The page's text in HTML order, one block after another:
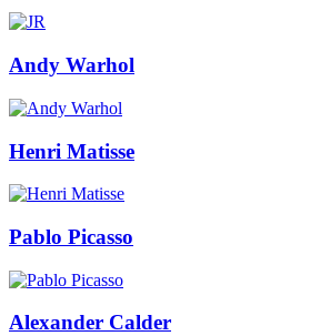
Andy Warhol
Henri Matisse
Pablo Picasso
Alexander Calder